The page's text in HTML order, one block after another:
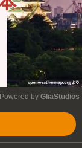
Powered by GliaStudios